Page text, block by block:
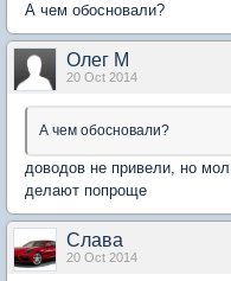
А чем обосновали?
Олег М
20 Oct 2014
А чем обосновали?
доводов не привели, но
делают попроще
Слaва
20 Oct 2014